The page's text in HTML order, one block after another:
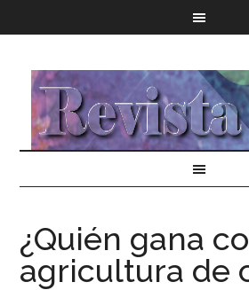
¿Quién gana
agricultura de